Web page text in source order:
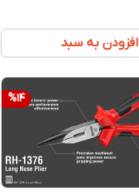
افزودن به سبد
%14